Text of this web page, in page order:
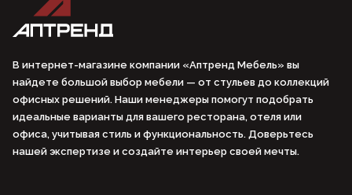
В интернет-магазине компании «Аптренд Мебель» вы
найдете большой выбор мебели — от стульев до коллекций
офисных решений. Наши менеджеры помогут подобрать
идеальные варианты для вашего ресторана, отеля или
офиса, учитывая стиль и функциональность. Доверьтесь
нашей экспертизе и создайте интерьер своей мечты.